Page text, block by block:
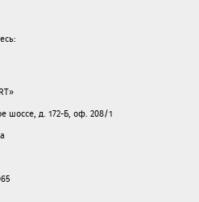
шоссе, д. 172-Б, оф. 208/1